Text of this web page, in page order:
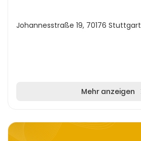
Johannesstraße 19, 70176 Stuttgart
Mehr anzeigen